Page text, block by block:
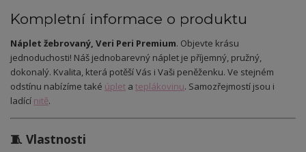
Kompletní informace o produktu
Náplet žebrovaný, Veri Peri Premium. Objevte krásu
jednoduchosti! Náš jednobarevný náplet je příjemný, pružný,
dokonalý. Kvalita, která potěší Vás i Vaši peněženku. Ve stejném
odstínu nabízíme také úplet a teplákovinu. Samozřejmostí jsou i
ladící nitě.
🧵 Vlastnosti